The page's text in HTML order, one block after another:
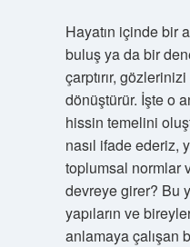
Hayatın içinde bir
buluş ya da bir
çarptırır,
dönüştürür. İşte o
hissin temelini
nasıl ifade ederiz,
toplumsal normlar
devreye girer? Bu
yapıların ve
anlamaya çalışan